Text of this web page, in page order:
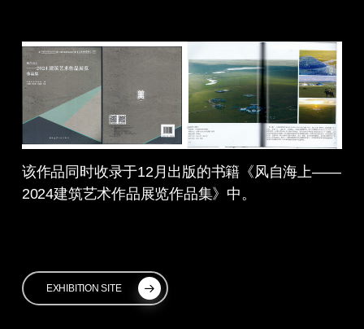
该作品同时收录于12月出版的书籍《风自海上——
2024建筑艺术作品展览作品集》中。
EXHIBITION SITE